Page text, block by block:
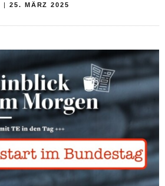
| 25. MÄRZ 2025